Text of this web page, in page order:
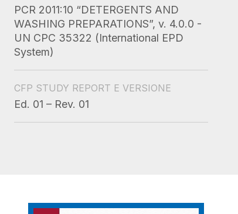
PCR 2011:10 “DETERGENTS AND
WASHING PREPARATIONS”, v. 4.0.0 -
UN CPC 35322 (International EPD
System)
CFP STUDY REPORT E VERSIONE
Ed. 01 – Rev. 01